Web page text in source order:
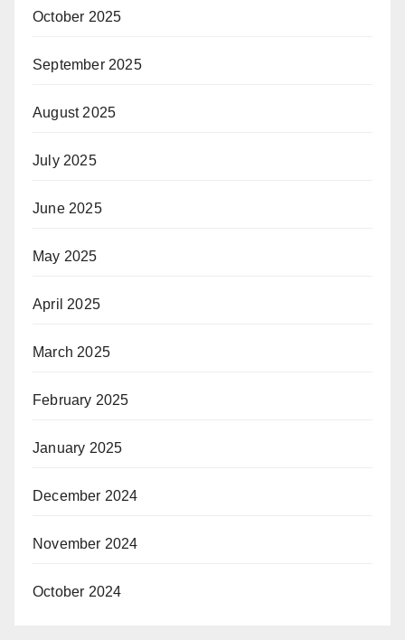
October 2025
September 2025
August 2025
July 2025
June 2025
May 2025
April 2025
March 2025
February 2025
January 2025
December 2024
November 2024
October 2024